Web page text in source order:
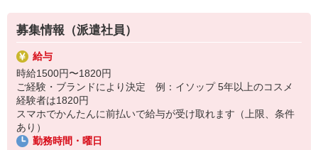
【募集ブランド例】
イソップ、プラダビューティ、ディオール、YSL
ジョーマローンロンドン、リファ、ロクシタン、AENA など
【勤務地】
ジェイアール名古屋タカシマヤ
タカシマヤゲートタワーモール
松坂屋、栄三越、ラシック
パルコ、各イオンモール など
募集情報（派遣社員）
給与
時給1500円〜1820円
ご経験・ブランドにより決定 例：イソップ 5年以上のコスメ
経験者は1820円
スマホでかんたんに前払いで給与が受け取れます（上限、条件
あり）
勤務時間・曜日